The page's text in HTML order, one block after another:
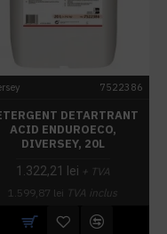
7522386
DETARTRANT
ACID ENDUROECO,
DIVERSEY, 20L
1.322,21 lei + TVA
1.599,87 lei TVA inclus